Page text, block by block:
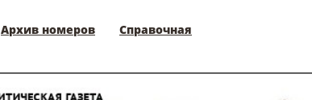
Архив номеров Справочная